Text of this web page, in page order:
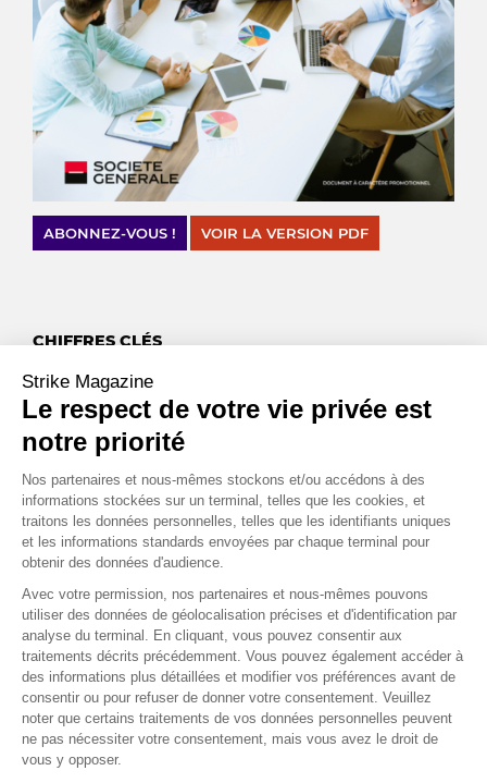
ABONNEZ-VOUS ! VOIR LA VERSION PDF
CHIFFRES CLÉS
Mds$
C’est le montant total des dividendes versés sur l’exercice 2024
par les entreprises composants le CAC 40, un montant
historique de redistribution qui s’est fait sous forme de rachats
d’actions ou de dividendes.
Source : Boursorama
, 25 %
C’est la baisse des taux annoncée par la BCE le 12 décembre
2024, faisant revenir l’ensemble de ses taux entre 3.00 et 3.40,
un niveau non atteint depuis 2023. « Le processus de
désinflation est en bonne voie », a déclaré l’institution.
Source : La finance pour tous & le site officiel de la BCE
Strike Magazine
Le respect de votre vie privée est
notre priorité
Nos partenaires et nous-mêmes stockons et/ou accédons à des
informations stockées sur un terminal, telles que les cookies, et
traitons les données personnelles, telles que les identifiants uniques
et les informations standards envoyées par chaque terminal pour
obtenir des données d'audience.
Avec votre permission, nos partenaires et nous-mêmes pouvons
utiliser des données de géolocalisation précises et d'identification par
analyse du terminal. En cliquant, vous pouvez consentir aux
traitements décrits précédemment. Vous pouvez également accéder à
des informations plus détaillées et modifier vos préférences avant de
consentir ou pour refuser de donner votre consentement. Veuillez
noter que certains traitements de vos données personnelles peuvent
ne pas nécessiter votre consentement, mais vous avez le droit de
vous y opposer.